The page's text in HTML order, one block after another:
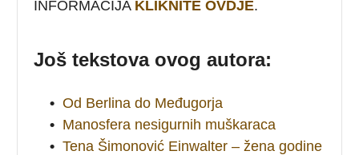
INFORMACIJA KLIKNITE OVDJE.
Još tekstova ovog autora:
• Od Berlina do Međugorja
• Manosfera nesigurnih muškaraca
• Tena Šimonović Einwalter – žena godine